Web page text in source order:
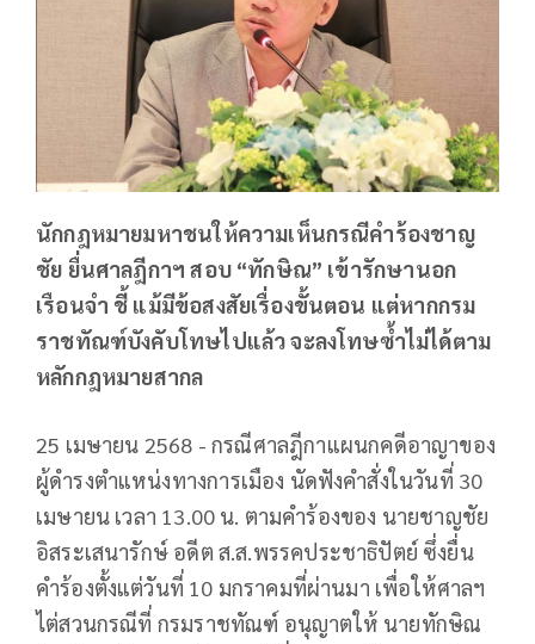
นักกฎหมายมหาชนให้ความเห็นกรณีคำร้องชาญ
ชัย ยื่นศาลฎีกาฯ สอบ “ทักษิณ” เข้ารักษานอก
เรือนจำ ชี้ แม้มีข้อสงสัยเรื่องขั้นตอน แต่หากกรม
ราชทัณฑ์บังคับโทษไปแล้ว จะลงโทษซ้ำไม่ได้ตาม
หลักกฎหมายสากล
25 เมษายน 2568 - กรณีศาลฎีกาแผนกคดีอาญาของ
ผู้ดำรงตำแหน่งทางการเมือง นัดฟังคำสั่งในวันที่ 30
เมษายน เวลา 13.00 น. ตามคำร้องของ นายชาญชัย
อิสระเสนารักษ์อดีต ส.ส.พรรคประชาธิปัตย์ ซึ่งยื่น
คำร้องตั้งแต่วันที่ 10 มกราคมที่ผ่านมา เพื่อให้ศาลฯ
ไต่สวนกรณีที่ กรมราชทัณฑ์ อนุญาตให้ นายทักษิณ